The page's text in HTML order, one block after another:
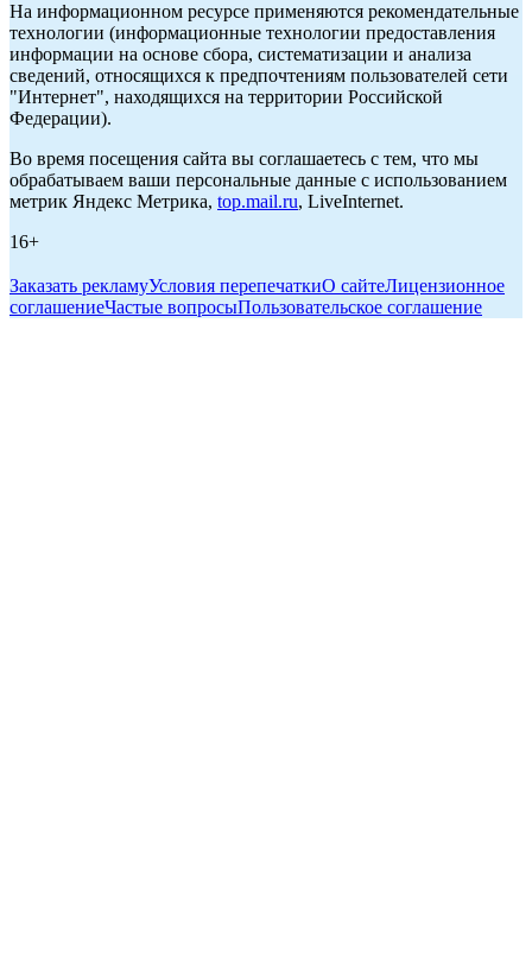
На информационном ресурсе применяются рекомендательные
технологии (информационные технологии предоставления
информации на основе сбора, систематизации и анализа
сведений, относящихся к предпочтениям пользователей сети
"Интернет", находящихся на территории Российской
Федерации).
Во время посещения сайта вы соглашаетесь с тем, что мы
обрабатываем ваши персональные данные с использованием
метрик Яндекс Метрика, top.mail.ru, LiveInternet.
16+
Заказать рекламуУсловия перепечаткиО сайтеЛицензионное
соглашениеЧастые вопросыПользовательское соглашение